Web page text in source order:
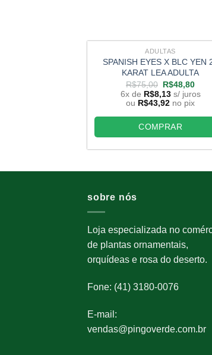
ADULTAS
SPANISH EYES X BLC YEN
KARAT LEA ADULTA
R$75,00 O
preço
original
era:
R$75,00.
R$48,80O
preço
atual
é:
6x de R$8,13 s/ juros
ou R$43,92 no pix
COMPRAR
sobre nós
Loja especializada no
de plantas ornamentais,
orquídeas e rosa do deserto.
Fone: (41) 3180-0076
E-mail:
vendas@pingoverde.com.br